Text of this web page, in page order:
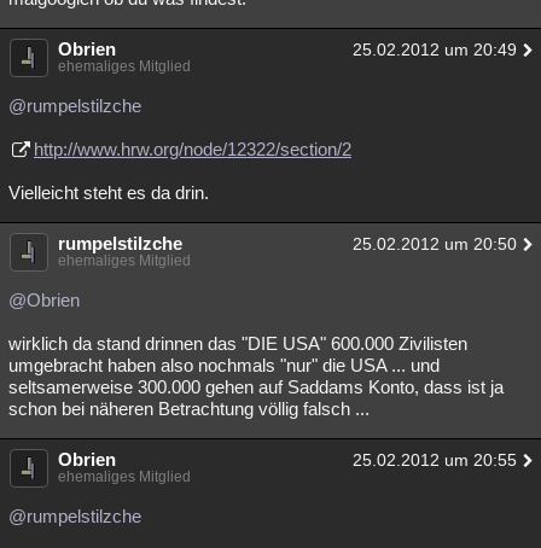
Obrien 25.02.2012 um 20:49
ehemaliges Mitglied
@rumpelstilzche
http://www.hrw.org/node/12322/section/2
Vielleicht steht es da drin.
rumpelstilzche 25.02.2012 um 20:50
ehemaliges Mitglied
@Obrien
wirklich da stand drinnen das "DIE USA" 600.000 Zivilisten
umgebracht haben also nochmals "nur" die USA ... und
seltsamerweise 300.000 gehen auf Saddams Konto, dass ist ja
schon bei näheren Betrachtung völlig falsch ...
Obrien 25.02.2012 um 20:55
ehemaliges Mitglied
@rumpelstilzche